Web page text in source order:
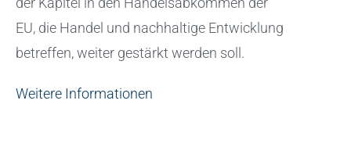
EU, die Handel und nachhaltige Entwicklung
betreffen, weiter gestärkt werden soll.
Weitere Informationen